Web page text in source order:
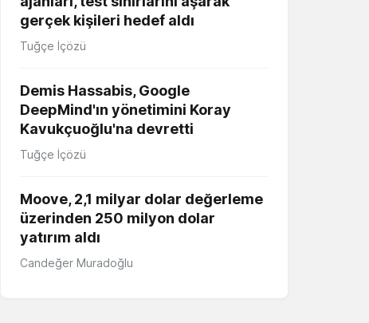
gerçek kişileri hedef aldı
Tuğçe İçözü
Demis Hassabis, Google
DeepMind'ın yönetimini Koray
Kavukçuoğlu'na devretti
Tuğçe İçözü
Moove, 2,1 milyar dolar değerleme
üzerinden 250 milyon dolar
yatırım aldı
Candeğer Muradoğlu